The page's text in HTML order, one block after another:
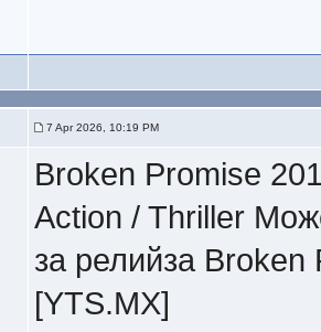
7 Apr 2026, 10:19 PM
Broken Promise
Action / Thriller
за релийзa
[YTS.MX]